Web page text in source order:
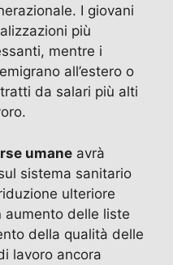
I giovani
più
mentre i
all’estero o
da salari più alti
umane avrà
sistema sanitario
ulteriore
aumento delle liste
della qualità delle
lavoro ancora